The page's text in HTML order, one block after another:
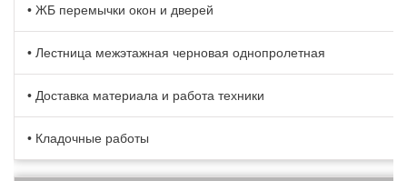
• ЖБ перемычки окон и дверей
• Лестница межэтажная черновая однопролетная
• Доставка материала и работа техники
• Кладочные работы